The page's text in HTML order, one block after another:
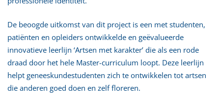
De beoogde uitkomst van dit project is een met studenten,
patiënten en opleiders ontwikkelde en geëvalueerde
innovatieve leerlijn ‘Artsen met karakter’ die als een rode
draad door het hele Master-curriculum loopt. Deze leerlijn
helpt geneeskundestudenten zich te ontwikkelen tot artsen
die anderen goed doen en zelf floreren.